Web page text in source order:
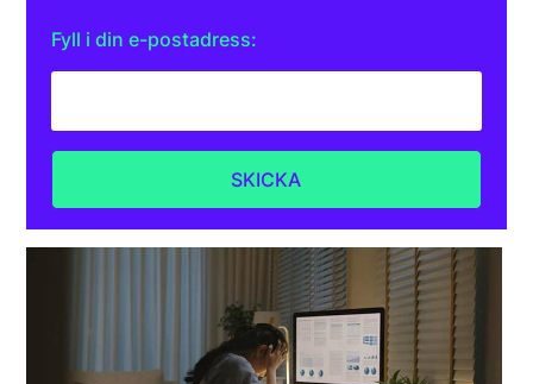
Fyll i din e-postadress: